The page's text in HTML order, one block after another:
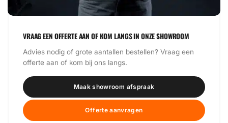
VRAAG EEN OFFERTE AAN OF KOM LANGS IN ONZE SHOWROOM
Advies nodig of grote aantallen bestellen? Vraag een
offerte aan of kom bij ons langs.
Maak showroom afspraak
Offerte aanvragen